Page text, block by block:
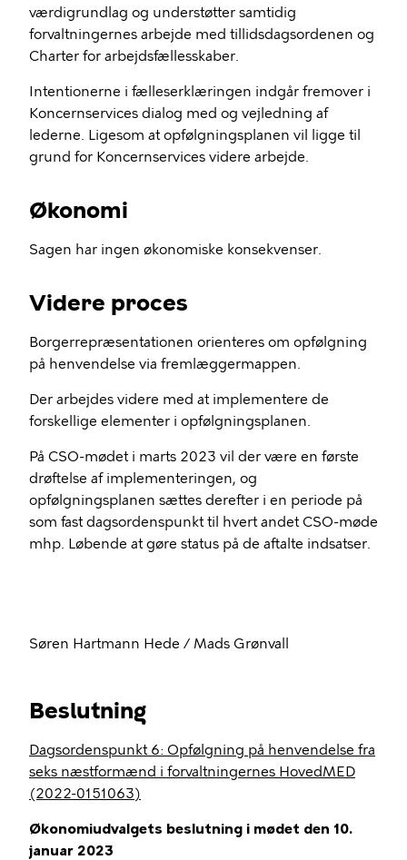
værdigrundlag og understøtter samtidig
forvaltningernes arbejde med tillidsdagsordenen og
Charter for arbejdsfællesskaber.
Intentionerne i fælleserklæringen indgår fremover i
Koncernservices dialog med og vejledning af
lederne. Ligesom at opfølgningsplanen vil ligge til
grund for Koncernservices videre arbejde.
Økonomi
Sagen har ingen økonomiske konsekvenser.
Videre proces
Borgerrepræsentationen orienteres om opfølgning
på henvendelse via fremlæggermappen.
Der arbejdes videre med at implementere de
forskellige elementer i opfølgningsplanen.
På CSO-mødet i marts 2023 vil der være en første
drøftelse af implementeringen, og
opfølgningsplanen sættes derefter i en periode på
som fast dagsordenspunkt til hvert andet CSO-møde
mhp. Løbende at gøre status på de aftalte indsatser.
Søren Hartmann Hede / Mads Grønvall
Beslutning
Dagsordenspunkt 6: Opfølgning på henvendelse fra
seks næstformænd i forvaltningernes HovedMED
(2022-0151063)
Økonomiudvalgets beslutning i mødet den 10.
januar 2023